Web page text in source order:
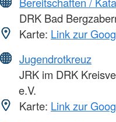
DRK Bad
Karte: Link zur
Jugendrotkreuz
JRK im DRK
e.V.
Karte: Link zur